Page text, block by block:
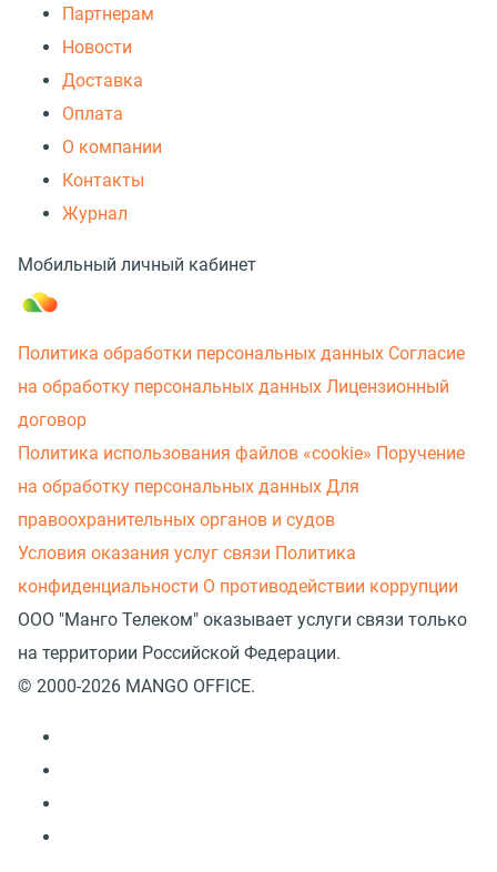
Партнерам
Новости
Доставка
Оплата
О компании
Контакты
Журнал
Мобильный личный кабинет
Политика обработки персональных данных Согласие
на обработку персональных данных Лицензионный
договор
Политика использования файлов «cookie» Поручение
на обработку персональных данных Для
правоохранительных органов и судов
Условия оказания услуг связи Политика
конфиденциальности О противодействии коррупции
ООО "Манго Телеком" оказывает услуги связи только
на территории Российской Федерации.
© 2000-2026 MANGO OFFICE.